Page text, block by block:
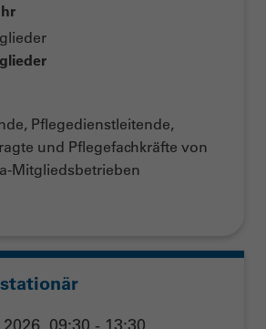
Pflegedienstleitende,
und Pflegefachkräfte von
Mitgliedsbetrieben
09:30 - 13:30